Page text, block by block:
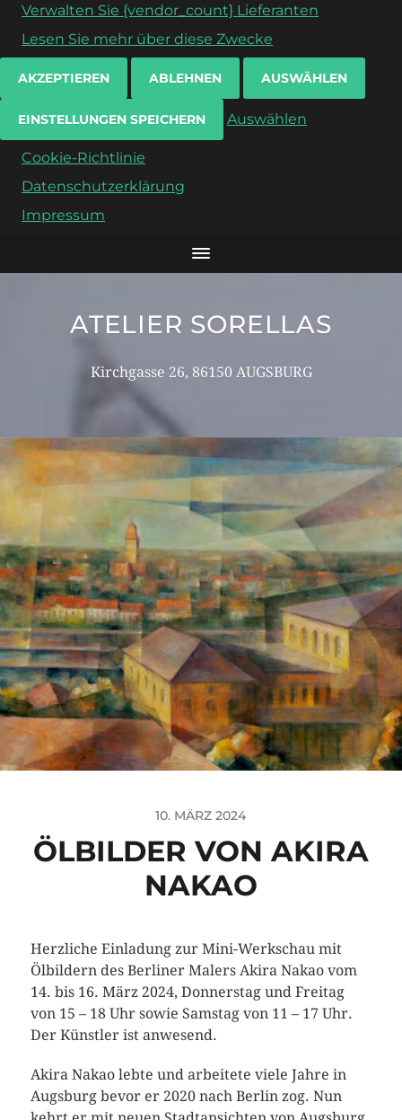
Verwalten Sie {vendor_count} Lieferanten
Lesen Sie mehr über diese Zwecke
AKZEPTIEREN ABLEHNEN AUSWÄHLEN
EINSTELLUNGEN SPEICHERN Auswählen
Cookie-Richtlinie
Datenschutzerklärung
Impressum
ATELIER SORELLAS
Kirchgasse 26, 86150 AUGSBURG
10. MÄRZ 2024
ÖLBILDER VON AKIRA
NAKAO
Herzliche Einladung zur Mini-Werkschau mit
Ölbildern des Berliner Malers Akira Nakao vom
14. bis 16. März 2024, Donnerstag und Freitag
von 15 – 18 Uhr sowie Samstag von 11 – 17 Uhr.
Der Künstler ist anwesend.
Akira Nakao lebte und arbeitete viele Jahre in
Augsburg bevor er 2020 nach Berlin zog. Nun